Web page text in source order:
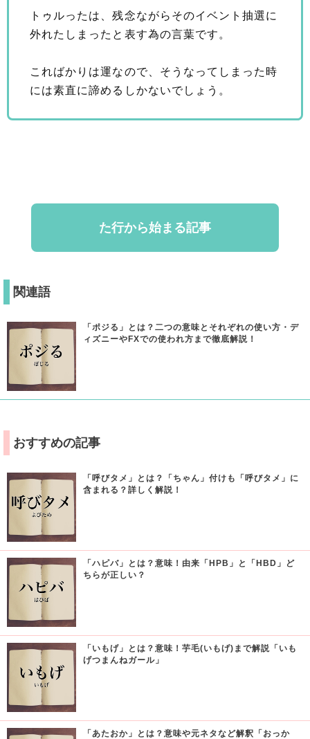
トゥルったは、残念ながらそのイベント抽選に
外れたしまったと表す為の言葉です。
こればかりは運なので、そうなってしまった時
には素直に諦めるしかないでしょう。
た行から始まる記事
関連語
「ポジる」とは？二つの意味とそれぞれの使い方・デ
ィズニーやFXでの使われ方まで徹底解説！
おすすめの記事
「呼びタメ」とは？「ちゃん」付けも「呼びタメ」に
含まれる？詳しく解説！
「ハピバ」とは？意味！由来「HPB」と「HBD」ど
ちらが正しい？
「いもげ」とは？意味！芋毛(いもげ)まで解説「いも
げつまんねガール」
「あたおか」とは？意味や元ネタなど解釈「おっか